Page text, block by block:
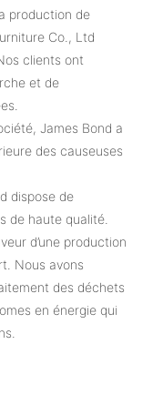
production de
Co., Ltd
clients ont
et de
James Bond a
des causeuses
dispose de
de haute qualité.
d’une production
Nous avons
des déchets
en énergie qui